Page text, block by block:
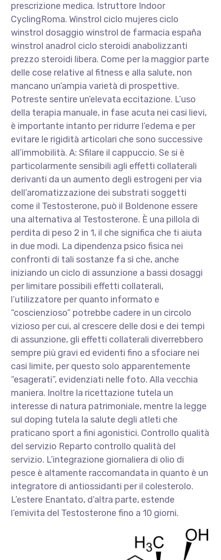
prescrizione medica. Istruttore Indoor
CyclingRoma. Winstrol ciclo mujeres ciclo
winstrol dosaggio winstrol de farmacia españa
winstrol anadrol ciclo steroidi anabolizzanti
prezzo steroidi libera. Come per la maggior parte
delle cose relative al fitness e alla salute, non
mancano un’ampia varietà di prospettive.
Potreste sentire un’elevata eccitazione. L’uso
della terapia manuale, in fase acuta nei casi lievi,
è importante intanto per ridurre l’edema e per
evitare le rigidità articolari che sono successive
all’immobilità. A: Sfilare il cappuccio. Se si è
particolarmente sensibili agli effetti collaterali
derivanti da un aumento degli estrogeni per via
dell’aromatizzazione dei substrati soggetti
come il Testosterone, può il Boldenone essere
una alternativa al Testosterone. È una pillola di
perdita di peso 2 in 1, il che significa che ti aiuta
in due modi. La dipendenza psico fisica nei
confronti di tali sostanze fa sì che, anche
iniziando un ciclo di assunzione a bassi dosaggi
per limitare possibili effetti collaterali,
l’utilizzatore per quanto informato e
“coscienzioso” potrebbe cadere in un circolo
vizioso per cui, al crescere delle dosi e dei tempi
di assunzione, gli effetti collaterali diverrebbero
sempre più gravi ed evidenti fino a sfociare nei
casi limite, per questo solo apparentemente
“esagerati”, evidenziati nelle foto. Alla vecchia
maniera. Inoltre la ricettazione tutela un
interesse di natura patrimoniale, mentre la legge
sul doping tutela la salute degli atleti che
praticano sport a fini agonistici. Controllo qualità
del servizio Reparto controllo qualità del
servizio. L’integrazione giornaliera di olio di
pesce è altamente raccomandata in quanto è un
integratore di antiossidanti per il colesterolo.
L’estere Enantato, d’altra parte, estende
l’emivita del Testosterone fino a 10 giorni.